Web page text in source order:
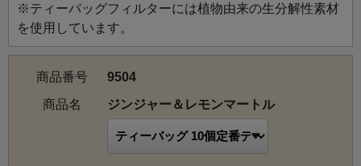
主なハーブ：ジンジャー、レモンマートルなど
※ティーバッグフィルターには植物由来の生分解性素材
を使用しています。
商品番号
9504
商品名
ジンジャー＆レモンマートル